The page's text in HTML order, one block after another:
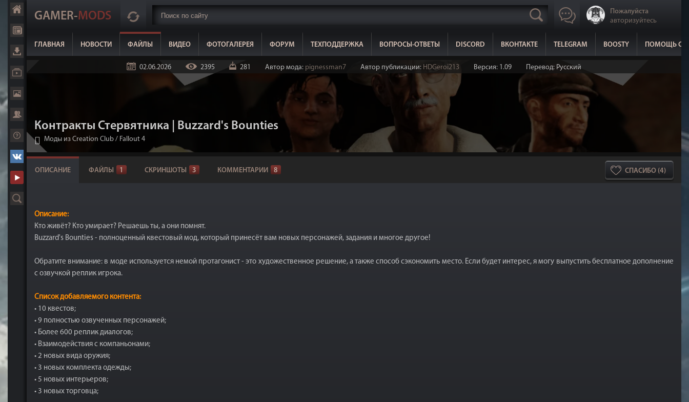
GAMER-MODS
Пожалуйста
авторизуйтесь
ГЛАВНАЯ НОВОСТИ ФАЙЛЫ ВИДЕО ФОТОГАЛЕРЕЯ ФОРУМ ТЕХПОДДЕРЖКА ВОПРОСЫ-ОТВЕТЫ DISCORD ВКОНТАКТЕ TELEGRAM BOOSTY ПОМОЩЬ
02.06.2026 2395 281 Автор мода: pignessman7 Автор публикации: HDGeroi213 Версия: 1.09 Перевод: Русский
Контракты Стервятника | Buzzard's Bounties
Моды из Creation Club / Fallout 4
СПАСИБО (4)
ОПИСАНИЕ ФАЙЛЫ 1 СКРИНШОТЫ 3 КОММЕНТАРИИ 8
Описание:
Кто живёт? Кто умирает? Решаешь ты, а они помнят.
Buzzard's Bounties - полноценный квестовый мод, который принесёт вам новых персонажей, задания и многое другое!
Обратите внимание: в моде используется немой протагонист - это художественное решение, а также способ сэкономить место. Если будет интерес, я могу выпустить бесплатное дополнение
с озвучкой реплик игрока.
Список добавляемого контента:
• 10 квестов;
• 9 полностью озвученных персонажей;
• Более 600 реплик диалогов;
• Взаимодействия с компаньонами;
• 2 новых вида оружия;
• 3 новых комплекта одежды;
• 5 новых интерьеров;
• 3 новых торговца;